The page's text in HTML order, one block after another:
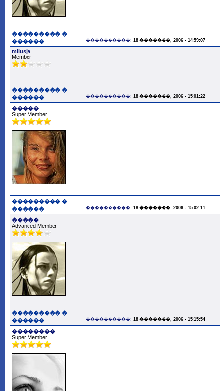
��������� �
������
����������: 18 �������, 2006 - 14:59:07
milusja
Member
��������� �
������
����������: 18 �������, 2006 - 15:01:22
�����
Super Member
��������� �
������
����������: 18 �������, 2006 - 15:02:11
�����
Advanced Member
��������� �
������
����������: 18 �������, 2006 - 15:15:54
��������
Super Member